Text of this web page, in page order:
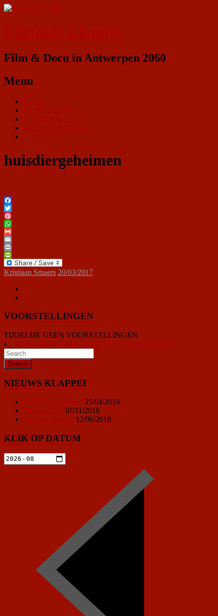
Film & Docu in Antwerpen 2060
Menu
huisdiergeheimen
Facebook
Twitter
Pinterest
WhatsApp
Gmail
Email
Print
PrintFriendly
Kristiaan Smaers 20/03/2017
VOORSTELLINGEN
TIJDELIJK GEEN VOORSTELLINGEN
NIEUWS KLAPPEI
25/04/2019
07/11/2018
12/06/2018
KLIK OP DATUM